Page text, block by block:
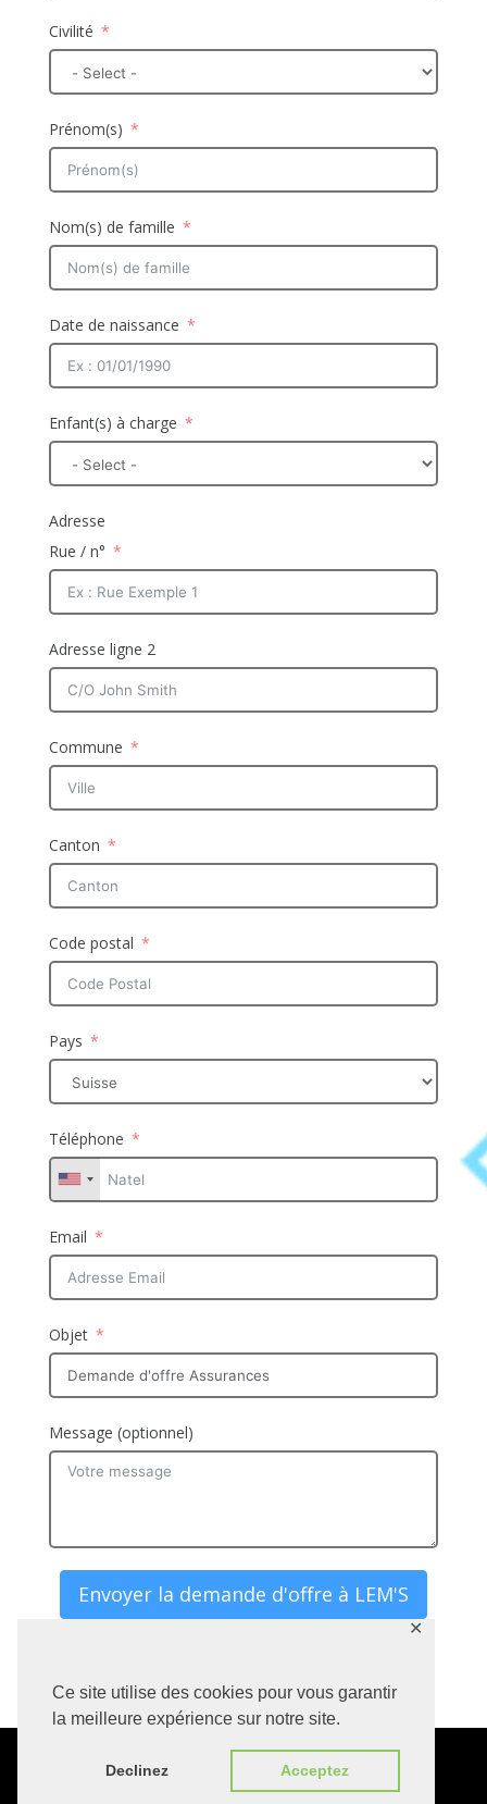
Ce site utilise des cookies pour vous garantir
la meilleure expérience sur notre site.
Declinez Acceptez
✕
Civilité
Prénom(s)
Nom(s) de famille
Date de naissance
Enfant(s) à charge
Adresse
Rue / n°
Adresse ligne 2
Commune
Canton
Code postal
Pays
Téléphone
Email
Objet
Message (optionnel)
Envoyer la demande d'offre à LEM'S
© 2023 – lems.ch – Tous droits
Mentions légales